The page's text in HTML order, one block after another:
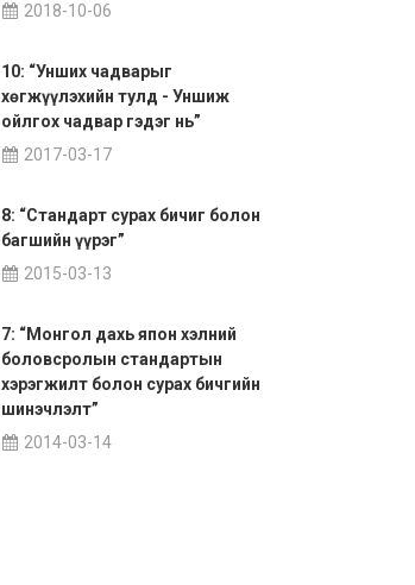
2018-10-06
10: “Унших чадварыг
хөгжүүлэхийн тулд - Уншиж
ойлгох чадвар гэдэг нь”
2017-03-17
8: “Стандарт сурах бичиг болон
багшийн үүрэг”
2015-03-13
7: “Монгол дахь япон хэлний
боловсролын стандартын
хэрэгжилт болон сурах бичгийн
шинэчлэлт”
2014-03-14